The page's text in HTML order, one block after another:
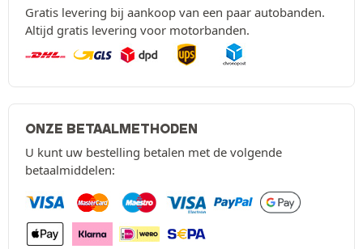
Gratis levering bij aankoop van een paar autobanden.
Altijd gratis levering voor motorbanden.
ONZE BETAALMETHODEN
U kunt uw bestelling betalen met de volgende
betaalmiddelen: